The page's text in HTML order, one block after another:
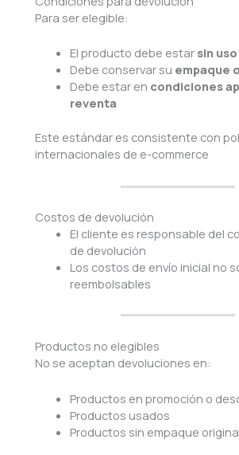
Para ser elegible:
El producto debe estar sin uso
Debe conservar su empaque
Debe estar en condiciones
reventa
Este estándar es consistente con
internacionales de e-commerce
Costos de devolución
El cliente es responsable del
de devolución
Los costos de envío inicial no
reembolsables
Productos no elegibles
No se aceptan devoluciones en:
Productos en promoción o
Productos usados
Productos sin empaque